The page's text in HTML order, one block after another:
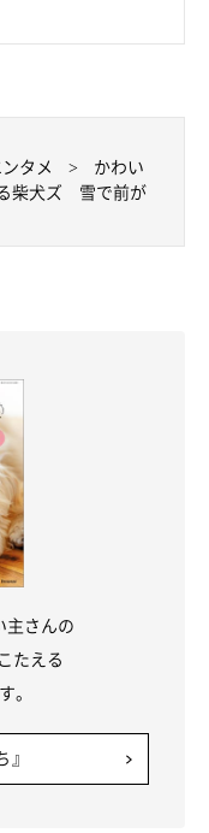
タメ
かわい
柴犬ズ 雪で前が
主さんの
たえる
。